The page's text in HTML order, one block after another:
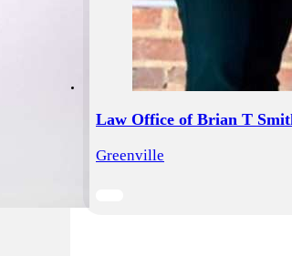
Law Office of Brian T
Greenville